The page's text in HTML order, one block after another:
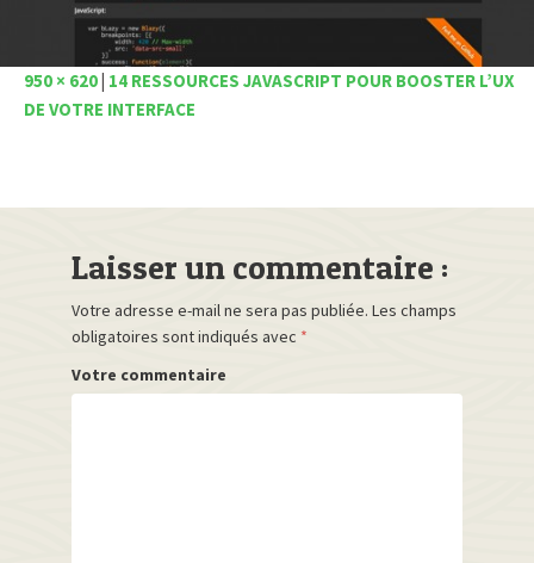
950 × 620| 14 RESSOURCES JAVASCRIPT POUR BOOSTER L’UX
DE VOTRE INTERFACE
Laisser un commentaire :
Votre adresse e-mail ne sera pas publiée. Les champs
obligatoires sont indiqués avec *
Votre commentaire